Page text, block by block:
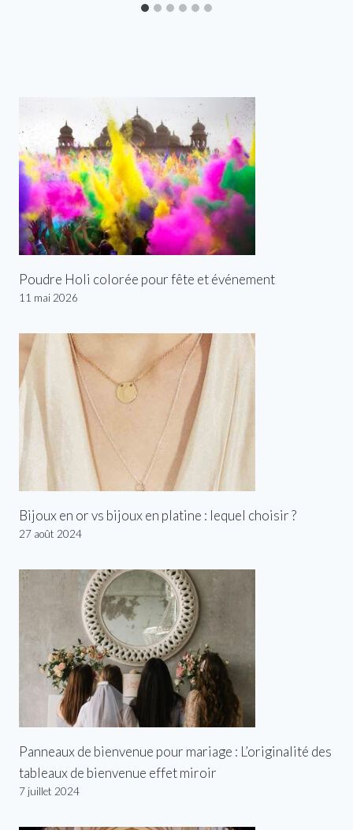
Poudre Holi colorée pour fête et événement
11 mai 2026
Bijoux en or vs bijoux en platine : lequel choisir ?
27 août 2024
Panneaux de bienvenue pour mariage : L’originalité des
tableaux de bienvenue effet miroir
7 juillet 2024